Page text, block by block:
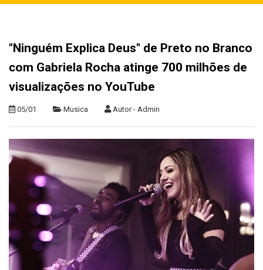
"Ninguém Explica Deus" de Preto no Branco
com Gabriela Rocha atinge 700 milhões de
visualizações no YouTube
05/01 Musica Autor - Admin